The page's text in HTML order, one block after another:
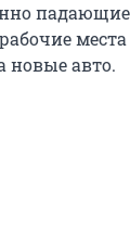
новые авто.